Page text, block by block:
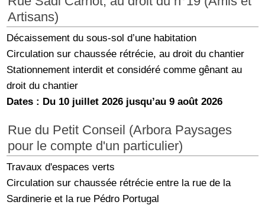
Artisans)
Décaissement du sous-sol d’une habitation
Circulation sur chaussée rétrécie, au droit du chantier
Stationnement interdit et considéré comme gênant au
droit du chantier
Dates : Du 10 juillet 2026 jusqu’au 9 août 2026
Rue du Petit Conseil (Arbora Paysages
pour le compte d'un particulier)
Travaux d'espaces verts
Circulation sur chaussée rétrécie entre la rue de la
Sardinerie et la rue Pédro Portugal